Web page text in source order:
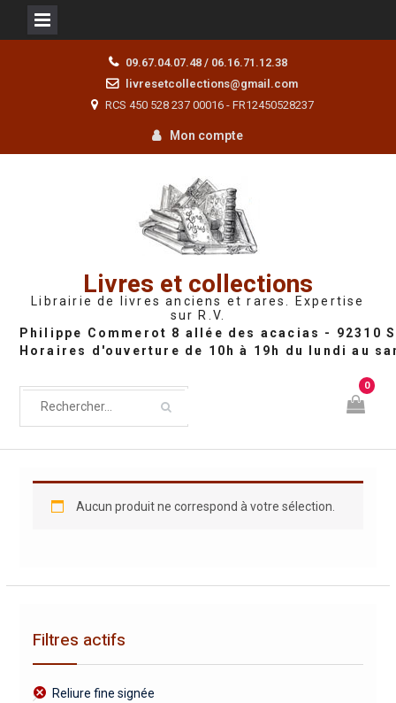
09.67.04.07.48 / 06.16.71.12.38
livresetcollections@gmail.com
RCS 450 528 237 00016 - FR12450528237
Mon compte
Livres et collections
Librairie de livres anciens et rares. Expertise
sur R.V.
0
Aucun produit ne correspond à votre sélection.
Filtres actifs
Reliure fine signée